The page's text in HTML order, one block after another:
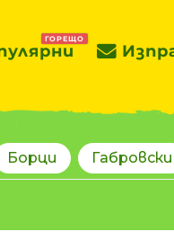
ГОРЕЩО
Борци Габровски